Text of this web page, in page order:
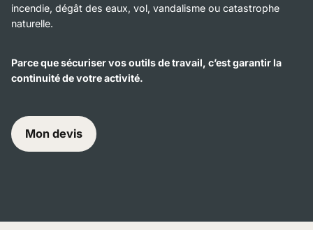
incendie, dégât des eaux, vol, vandalisme ou catastrophe
naturelle.
Parce que sécuriser vos outils de travail, c’est garantir la
continuité de votre activité.
Mon devis